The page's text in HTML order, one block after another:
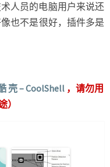
人员的电脑用户来说还
也不是很好，插件多是
壳 – CoolShell ，请勿用
）